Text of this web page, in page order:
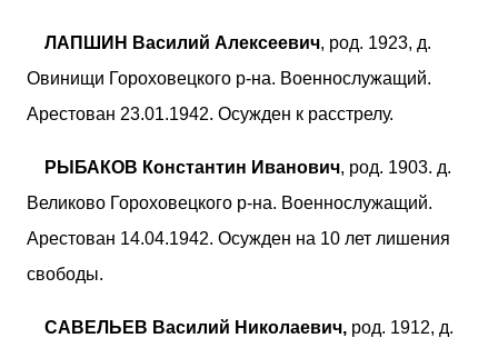
ЛАПШИН Василий Алексеевич, род. 1923, д.
Овинищи Гороховецкого р-на. Военнослужащий.
Арестован 23.01.1942. Осужден к расстрелу.
РЫБАКОВ Константин Иванович, род. 1903. д.
Великово Гороховецкого р-на. Военнослужащий.
Арестован 14.04.1942. Осужден на 10 лет лишения
свободы.
САВЕЛЬЕВ Василий Николаевич, род. 1912, д.